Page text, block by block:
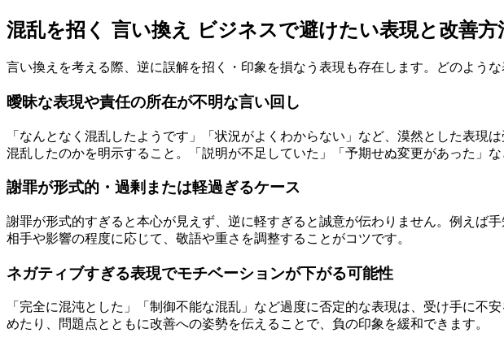
混乱を招く 言い換え ビジネスで避けたい表現と改善方
言い換えを考える際、逆に誤解を招く・印象を損なう表現も存在します。どのよう
曖昧な表現や責任の所在が不明な言い回し
「なんとなく混乱したようです」「状況がよくわからない」など、漠然とした表現
混乱したのかを明示すること。「説明が不足していた」「予期せぬ変更があった」
謝罪が形式的・過剰または軽過ぎるケース
謝罪が形式的すぎると本心が見えず、逆に軽すぎると誠意が伝わりません。例えば
相手や影響の程度に応じて、敬語や重さを調整することがコツです。
ネガティブすぎる表現でモチベーションが下がる可能性
「完全に混沌とした」「制御不能な混乱」など過度に否定的な表現は、受け手に
めたり、問題点とともに改善への姿勢を伝えることで、負の印象を緩和できます。